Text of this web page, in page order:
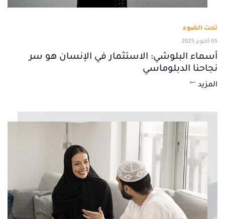
تحت الضوء
05 أكتوبر 2025
أسماء البلوشي: الاستثمار في الإنسان هو سر
نجاحنا الدبلوماسي
المزيد